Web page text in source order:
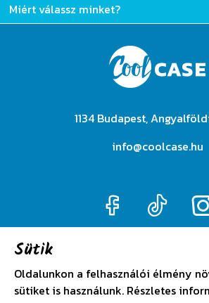
Miért válassz minket?
1134 Budapest,
info@coolcase.hu
Sütik
Oldalunkon a felhasználói élmény
sütiket is használunk. Részletes